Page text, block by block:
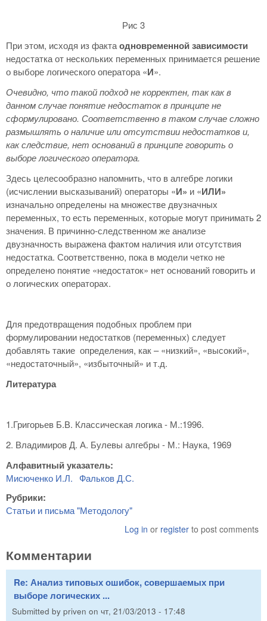
Рис 3
При этом, исходя из фактаодновременной зависимости
недостатка от нескольких переменных принимается решение
о выборе логического оператора «И».
Очевидно, что такой подход не корректен, так как в
данном случае понятие недостаток в принципе не
сформулировано. Соответственно в таком случае сложно
размышлять о наличие или отсутствии недостатков и,
как следствие, нет оснований в принципе говорить о
выборе логического оператора.
Здесь целесообразно напомнить, что в алгебре логики
(исчислении высказываний) операторы «И» и «ИЛИ»
изначально определены на множестве двузначных
переменных, то есть переменных, которые могут принимать 2
значения. В причинно-следственном же анализе
двузначность выражена фактом наличия или отсутствия
недостатка. Соответственно, пока в модели четко не
определено понятие «недостаток» нет оснований говорить и
о логических операторах.
Для предотвращения подобных проблем при
формулировании недостатков (переменных) следует
добавлять такие определения, как – «низкий», «высокий»,
«недостаточный», «избыточный» и т.д.
Литература
1.Григорьев Б.В. Классическая логика - М.:1996.
2. Владимиров Д. А. Булевы алгебры - М.: Наука, 1969
Алфавитный указатель:
Мисюченко И.Л. Фальков Д.С.
Рубрики:
Статьи и письма "Методологу"
Log in or register to post comments
Комментарии
Re: Анализ типовых ошибок, совершаемых при
выборе логических ...
Submitted by priven on чт, 21/03/2013 - 17:48